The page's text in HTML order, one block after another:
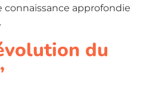
approfondie
du